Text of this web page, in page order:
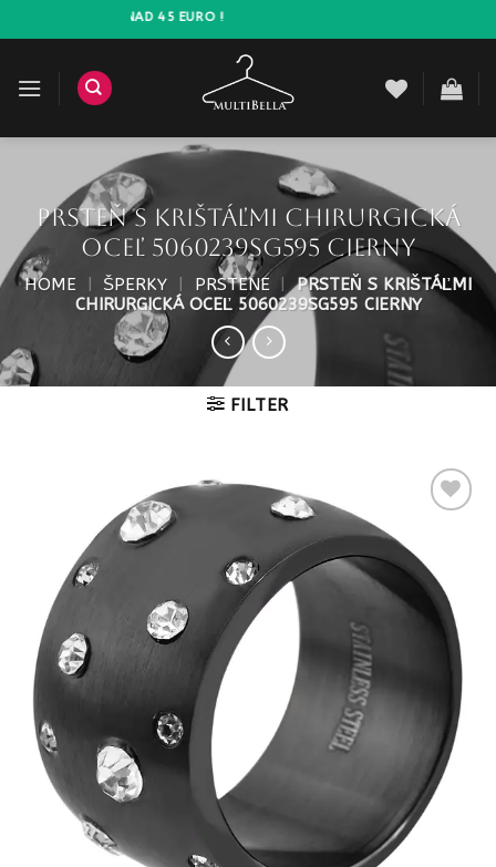
na
ZADARMO NAD 45 EURO !
PRSTEŇ s krištáľmi chirurgická
oceľ 5060239SG595 cierny
HOME ŠPERKY PRSTENE | PRSTEŇ S KRIŠTÁĽMI
CHIRURGICKÁ OCEĽ 5060239SG595 CIERNY
FILTER